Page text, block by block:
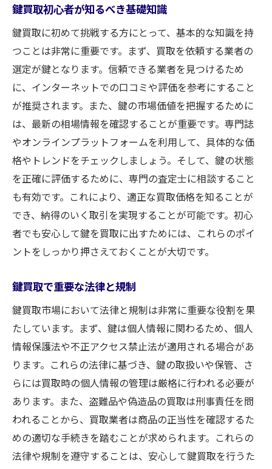
鍵の価値を最大化するための戦略
買取業者に提示する理想的な価格設定
市場価値を考慮した売却タイミングの選び
方
需要と供給のタイミングを活かす鍵買取戦略
市場の需要と供給を分析する方法
タイミングを見極めた鍵の売却戦略
需要が高まる季節性を考慮した買取計画
供給過多を避けるための在庫管理
競争相手の動向を把握する重要性
需要予測を活用した長期的な鍵買取戦略
鍵の買取革命を成功に導く情報収集の重要性
鍵買取における情報収集の基本
鍵市場の動向をリアルタイムで把握するツ
ール
情報分析を通じた買取価格の予測
最新の買取情報を入手するためのネットワ
ーク構築
情報収集が買取成功に結びつく理由
鍵買取初心者が知るべき基礎知識
鍵買取に初めて挑戦する方にとって、基本的な知識を持
つことは非常に重要です。まず、買取を依頼する業者の
選定が鍵となります。信頼できる業者を見つけるため
に、インターネットでの口コミや評価を参考にすること
が推奨されます。また、鍵の市場価値を把握するために
は、最新の相場情報を確認することが重要です。専門誌
やオンラインプラットフォームを利用して、具体的な価
格やトレンドをチェックしましょう。そして、鍵の状態
を正確に評価するために、専門の査定士に相談すること
も有効です。これにより、適正な買取価格を知ることが
でき、納得のいく取引を実現することが可能です。初心
者でも安心して鍵を買取に出すためには、これらのポイ
ントをしっかり押さえておくことが大切です。
鍵買取で重要な法律と規制
鍵買取市場において法律と規制は非常に重要な役割を果
たしています。まず、鍵は個人情報に関わるため、個人
情報保護法や不正アクセス禁止法が適用される場合があ
ります。これらの法律に基づき、鍵の取扱いや保管、さ
らには買取時の個人情報の管理は厳格に行われる必要が
あります。また、盗難品や偽造品の買取は刑事責任を問
われることから、買取業者は商品の正当性を確認するた
めの適切な手続きを踏むことが求められます。これらの
法律や規制を遵守することは、安心して鍵買取を行うた